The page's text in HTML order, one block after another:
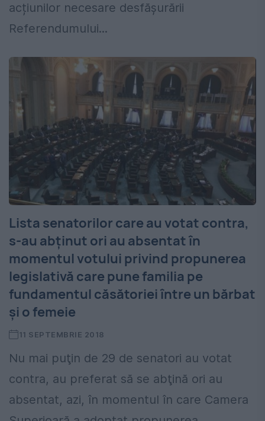
acțiunilor necesare desfășurării
Referendumului...
Lista senatorilor care au votat contra,
s-au abţinut ori au absentat în
momentul votului privind propunerea
legislativă care pune familia pe
fundamentul căsătoriei între un bărbat
şi o femeie
11 SEPTEMBRIE 2018
Nu mai puţin de 29 de senatori au votat
contra, au preferat să se abţină ori au
absentat, azi, în momentul în care Camera